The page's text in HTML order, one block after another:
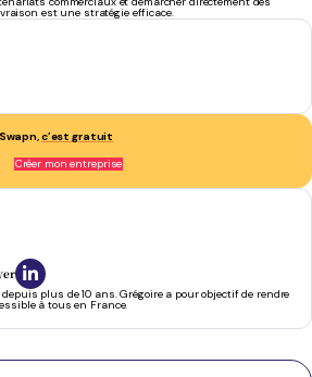
est une stratégie efficace.
c’est gratuit
Créer mon entreprise
plus de 10 ans. Grégoire a pour objectif de rendre
à tous en France.